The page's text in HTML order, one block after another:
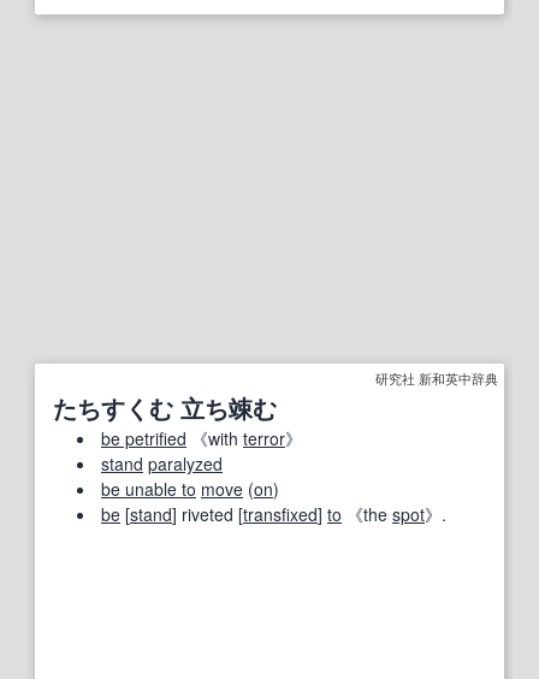
研究社 新和英中辞典
たちすくむ 立ち竦む
be petrified 《with terror》
stand paralyzed
be unable to move (on)
be [stand] riveted [transfixed] to 《the spot》.